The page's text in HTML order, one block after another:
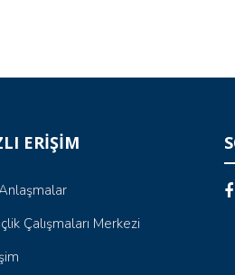
ERİŞİM
Çalışmaları Merkezi